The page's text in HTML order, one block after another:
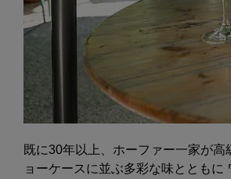
既に30年以上、ホーファー一家が
ョーケースに並ぶ多彩な味ととも